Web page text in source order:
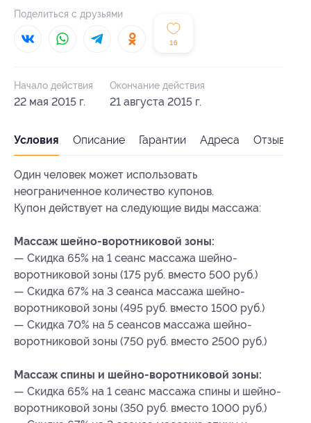
16
Поделиться с друзьями
Начало действия
22 мая 2015 г.
Окончание действия
21 августа 2015 г.
Условия Описание Гарантии Адреса Отзывы
Один человек может использовать
неограниченное количество купонов.
Купон действует на следующие виды массажа:
Массаж шейно-воротниковой зоны:
— Скидка 65% на 1 сеанс массажа шейно-
воротниковой зоны (175 руб. вместо 500 руб.)
— Скидка 67% на 3 сеанса массажа шейно-
воротниковой зоны (495 руб. вместо 1500 руб.)
— Скидка 70% на 5 сеансов массажа шейно-
воротниковой зоны (750 руб. вместо 2500 руб.)
Массаж спины и шейно-воротниковой зоны:
— Скидка 65% на 1 сеанс массажа спины и шейно-
воротниковой зоны (350 руб. вместо 1000 руб.)